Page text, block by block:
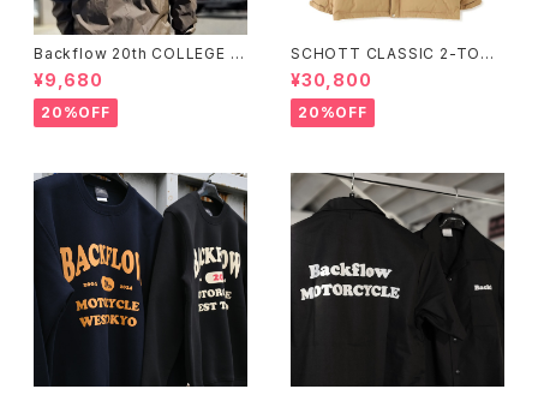
Backflow 20th COLLEGE C
OACH JACKET
¥9,680
20%OFF
SCHOTT CLASSIC 2-TONE
DOWN JACKET
¥30,800
20%OFF